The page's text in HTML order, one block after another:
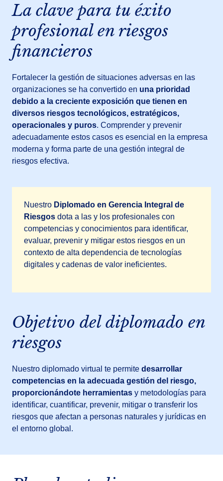
La clave para tu éxito
profesional en riesgos
financieros
Fortalecer la gestión de situaciones adversas en las
organizaciones se ha convertido en una prioridad
debido a la creciente exposición que tienen en
diversos riesgos tecnológicos, estratégicos,
operacionales y puros. Comprender y prevenir
adecuadamente estos casos es esencial en la empresa
moderna y forma parte de una gestión integral de
riesgos efectiva.
Nuestro Diplomado en Gerencia Integral de
Riesgos dota a las y los profesionales con
competencias y conocimientos para identificar,
evaluar, prevenir y mitigar estos riesgos en un
contexto de alta dependencia de tecnologías
digitales y cadenas de valor ineficientes.
Objetivo del diplomado en
riesgos
Nuestro diplomado virtual te permite desarrollar
competencias en la adecuada gestión del riesgo,
proporcionándote herramientas y metodologías para
identificar, cuantificar, prevenir, mitigar o transferir los
riesgos que afectan a personas naturales y jurídicas en
el entorno global.